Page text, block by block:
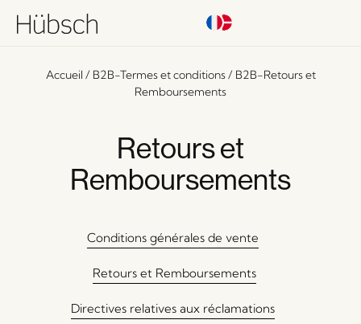
Accueil / B2B-Termes et conditions/ B2B-Retours et
Remboursements
Retours et
Remboursements
Conditions générales de vente
Retours et Remboursements
Directives relatives aux réclamations